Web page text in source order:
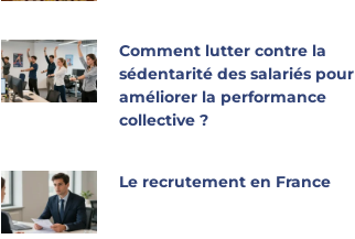
Comment lutter contre la
sédentarité des salariés pour
améliorer la performance
collective ?
Le recrutement en France